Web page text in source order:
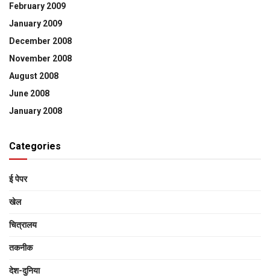
February 2009
January 2009
December 2008
November 2008
August 2008
June 2008
January 2008
Categories
ई पेपर
खेल
चित्रालय
तकनीक
देश-दुनिया